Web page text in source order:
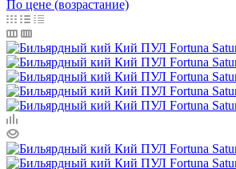
По цене (возрастание)